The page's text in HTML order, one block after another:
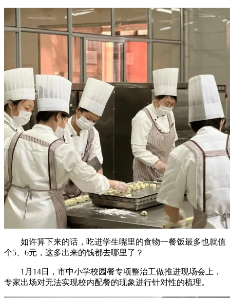
如许算下来的话，吃进学生嘴里的食物一餐饭最多也就值
个5、6元，这多出来的钱都去哪里了？
1月14日，市中小学校园餐专项整治工做推进现场会上，
专家出场对无法实现校内配餐的现象进行针对性的梳理。